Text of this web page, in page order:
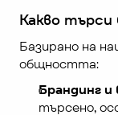
Какво търси
Базирано на
общността:
Брандинг
търсено,